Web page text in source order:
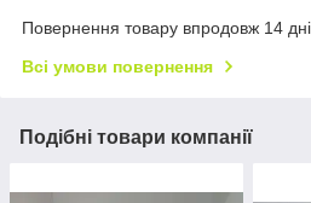
Повернення товару впродовж 14
Всі умови повернення
Подібні товари компанії